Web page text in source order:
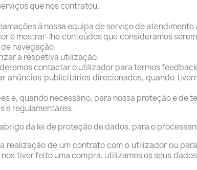
que nos contratou.
à nossa equipa de serviço de atendimento
e mostrar-lhe conteúdos que consideramos
navegação.
a respetiva utilização.
contactar o utilizador para termos
anúncios publicitários direcionados, quando
e, quando necessário, para nossa proteção e de
e regulamentares.
da lei de proteção de dados, para o
realização de um contrato com o utilizador ou
tiver feito uma compra, utilizamos os seus